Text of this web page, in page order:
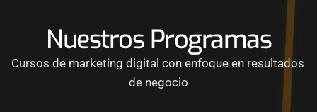
Nuestros Programas
Cursos de marketing digital con enfoque en resultados
de negocio